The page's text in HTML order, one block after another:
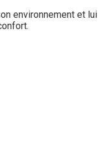
environnement et lui